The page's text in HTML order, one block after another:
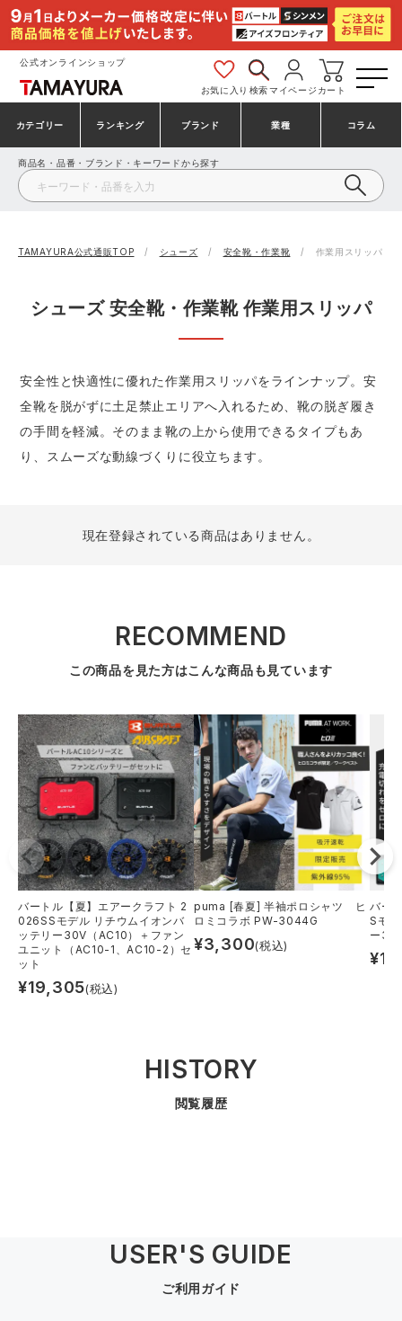
公式オンラインショップ
お気に入り 検索マイページ カート
カテゴリー
安全靴・作業靴
作業着・作業服
防寒着
作業用手袋
コンプレッションウェア
作業用ポロシャツ
安全保護具
レインウェア・カッパ
ヤッケ
作業用小物・アクセサリー
鞄・バッグ
ファン付き作業着・空調服
ランキング
安全靴ランキング
安全靴スニーカーランキング
シューズランキング
ミズノ安全靴ランキング
作業着ランキング
空調服ランキング
コンプレッションウェアランキング
作業用ポロシャツランキング
作業用手袋ランキング
レインウェアランキング
アイズフロンティア ランキング
TSDESIGN ランキング
コーコス ランキング
ブランド
アシックス
プーマ コンバース（CONVERSE）
シモン バートル
寅壱 アイトス株式会社
コーコス ジーベック
マック
住商モンブラン ボンマックス
GUSH FORCE CUP
GDジャパン カーシーカシマ
シンメン 日進ゴム
ハイパーV 丸五
ムービンカット グラディエーター
ニオイクリア
セロリー 大阪支店
業種
建設・建築作業服
製造・工場作業服
鉄鋼・機械作業服
農作業服
電気・設備作業服
DIY・日曜大工作業服
飲食店ユニフォーム
運送・倉庫作業服
清掃・ビルメンテ作業服
夜間・高視認性安全服
医療白衣・介護服
コラム
商品名・品番・ブランド・キーワードから探す
TAMAYURA公式通販TOP シューズ 安全靴・作業靴 作業用スリッパ
シューズ 安全靴・作業靴 作業用スリッパ
安全性と快適性に優れた作業用スリッパをラインナップ。安
全靴を脱がずに土足禁止エリアへ入れるため、靴の脱ぎ履き
の手間を軽減。そのまま靴の上から使用できるタイプもあ
り、スムーズな動線づくりに役立ちます。
現在登録されている商品はありません。
RECOMMEND
この商品を見た方はこんな商品も見ています
バートル【夏】エアークラフト 2
026SSモデル リチウムイオンバ
ッテリー30V（AC10）＋ファン
ユニット（AC10-1、AC10-2）セ
ット
¥19,305(税込)
puma [春夏] 半袖ポロシャツ ヒ
ロミコラボ PW-3044G
¥3,300(税込)
バー
Sモ
ー
¥
HISTORY
閲覧履歴
USER'S GUIDE
ご利用ガイド